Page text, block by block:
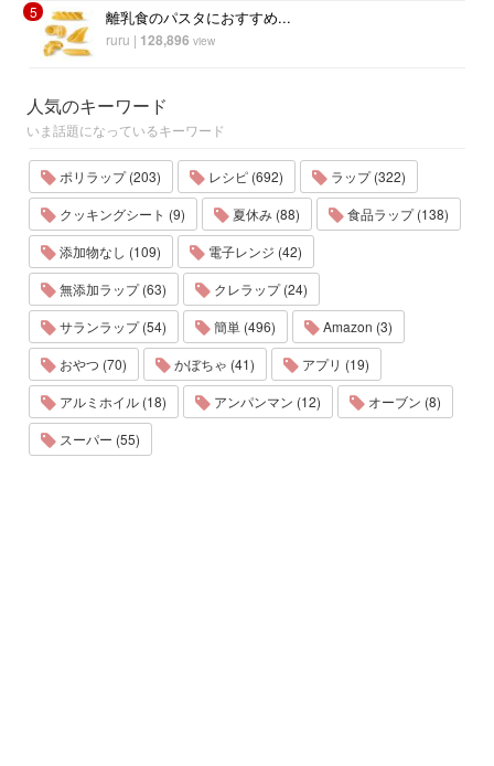
5 離乳食のパスタにおすすめ...
ruru | 128,896 view
人気のキーワード
いま話題になっているキーワード
ポリラップ (203) レシピ (692)
ラップ (322)
クッキングシート (9)
夏休み (88)
食品ラップ (138)
添加物なし (109)
電子レンジ (42)
無添加ラップ (63)
クレラップ (24)
サランラップ (54)
簡単 (496)
Amazon (3)
おやつ (70)
かぼちゃ (41)
アプリ (19)
アルミホイル (18)
アンパンマン (12)
オーブン (8)
スーパー (55)